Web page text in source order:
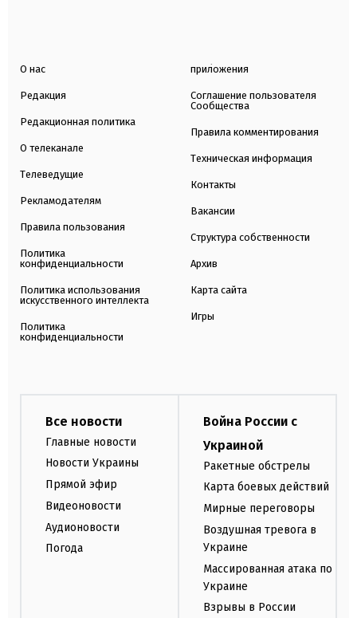
О нас
Редакция
Редакционная политика
О телеканале
Телеведущие
Рекламодателям
Правила пользования
Политика
конфиденциальности
Политика использования
искусственного интеллекта
Политика
конфиденциальности
приложения
Соглашение пользователя
Сообщества
Правила комментирования
Техническая информация
Контакты
Вакансии
Структура собственности
Архив
Карта сайта
Игры
Все новости
Главные новости
Новости Украины
Прямой эфир
Видеоновости
Аудионовости
Погода
Война России с
Украиной
Ракетные обстрелы
Карта боевых действий
Мирные переговоры
Воздушная тревога в
Украине
Массированная атака по
Украине
Взрывы в России